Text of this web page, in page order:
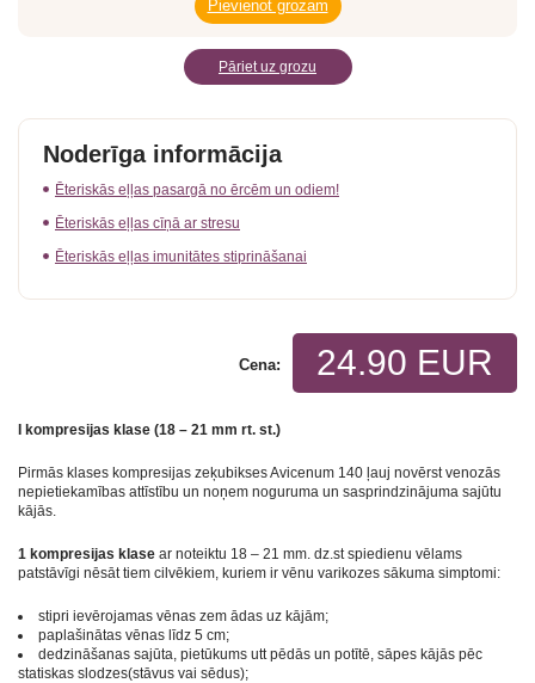
Pāriet uz grozu
Noderīga informācija
Ēteriskās eļļas pasargā no ērcēm un odiem!
Ēteriskās eļļas cīņā ar stresu
Ēteriskās eļļas imunitātes stiprināšanai
24.90 EUR
Cena:
I kompresijas klase (18 – 21 mm rt. st.)
Pirmās klases kompresijas zeķubiksesAvicenum 140 ļauj novērst venozās
nepietiekamības attīstību un noņem noguruma un sasprindzinājuma sajūtu
kājās.
1 kompresijas klase ar noteiktu 18 – 21 mm. dz.st spiedienu vēlams
patstāvīgi nēsāt tiem cilvēkiem, kuriem ir vēnu varikozes sākuma simptomi:
stipri ievērojamas vēnas zem ādas uz kājām;
paplašinātas vēnas līdz 5 cm;
dedzināšanas sajūta, pietūkums utt pēdās un potītē, sāpes kājās pēc
statiskas slodzes(stāvus vai sēdus);